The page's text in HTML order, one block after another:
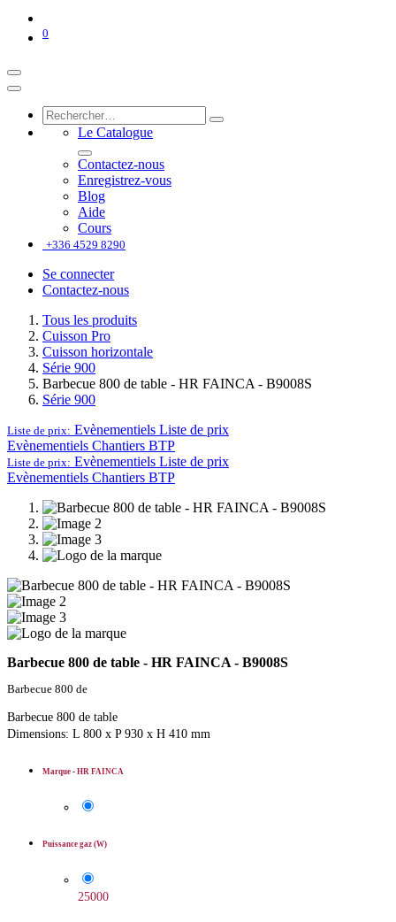
0
Le Catalogue
Contactez-nous
Enregistrez-vous
Blog
Aide
Cours
+336 4529 8290
Se connecter
Contactez-nous
Tous les produits
Cuisson Pro
Cuisson horizontale
Série 900
Barbecue 800 de table - HR FAINCA - B9008S
Série 900
Liste de prix: Evènementiels Liste de prix
Evènementiels Chantiers BTP
Liste de prix: Evènementiels Liste de prix
Evènementiels Chantiers BTP
Barbecue 800 de table - HR FAINCA - B9008S
Barbecue 800 de
Barbecue 800 de table
Dimensions: L 800 x P 930 x H 410 mm
Marque - HR FAINCA
Puissance gaz (W)
25000